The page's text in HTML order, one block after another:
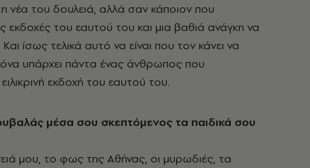
νέα του δουλειά, αλλά σαν κάποιον που
του εαυτού του και μια βαθιά ανάγκη να
ίσως τελικά αυτό να είναι που τον κάνει να
υπάρχει πάντα ένας άνθρωπος που
εκδοχή του εαυτού του.
μέσα σου σκεπτόμενος τα παιδικά σου
μου, το φως της Αθήνας, οι μυρωδιές, τα